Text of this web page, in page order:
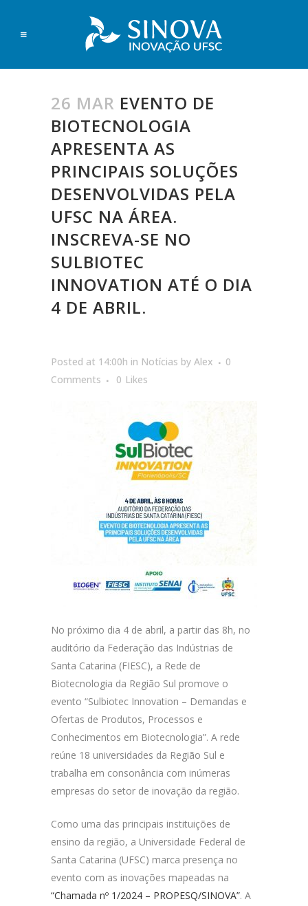
26 MAR EVENTO DE
BIOTECNOLOGIA
APRESENTA AS
PRINCIPAIS SOLUÇÕES
DESENVOLVIDAS PELA
UFSC NA ÁREA.
INSCREVA-SE NO
SULBIOTEC
INNOVATION ATÉ O DIA
4 DE ABRIL.
Posted at 14:00h in Notícias by Alex
0
Comments
0 Likes
No próximo dia 4 de abril, a partir das 8h, no
auditório da Federação das Indústrias de
Santa Catarina (FIESC), a Rede de
Biotecnologia da Região Sul promove o
evento “Sulbiotec Innovation – Demandas e
Ofertas de Produtos, Processos e
Conhecimentos em Biotecnologia”. A rede
reúne 18 universidades da Região Sul e
trabalha em consonância com inúmeras
empresas do setor de inovação da região.
Como uma das principais instituições de
ensino da região, a Universidade Federal de
Santa Catarina (UFSC) marca presença no
evento com as inovações mapeadas na
“Chamada nº 1/2024 – PROPESQ/SINOVA”. A